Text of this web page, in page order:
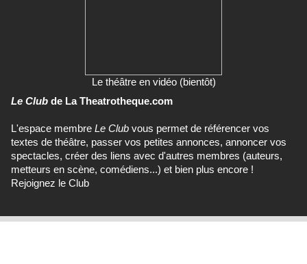
Le théâtre en vidéo (bientôt)
Le Club de La Theatrotheque.com
L'espace membre Le Club vous permet de référencer vos
textes de théâtre, passer vos petites annonces, annoncer vos
spectacles, créer des liens avec d'autres membres (auteurs,
metteurs en scène, comédiens...) et bien plus encore !
Rejoignez le Club